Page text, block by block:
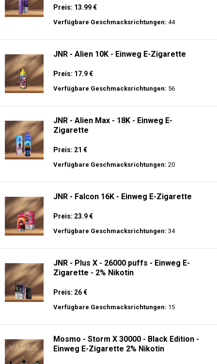
Preis: 13.99 €
Verfügbare Geschmacksrichtungen: 44
JNR - Alien 10K - Einweg E-Zigarette
Preis: 17.9 €
Verfügbare Geschmacksrichtungen: 56
JNR - Alien Max - 18K - Einweg E-
Zigarette
Preis: 21 €
Verfügbare Geschmacksrichtungen: 20
JNR - Falcon 16K - Einweg E-Zigarette
Preis: 23.9 €
Verfügbare Geschmacksrichtungen: 34
JNR - Plus X - 26000 puffs - Einweg E-
Zigarette - 2% Nikotin
Preis: 26 €
Verfügbare Geschmacksrichtungen: 15
Mosmo - Storm X 30000 - Black Edition -
Einweg E-Zigarette 2% Nikotin